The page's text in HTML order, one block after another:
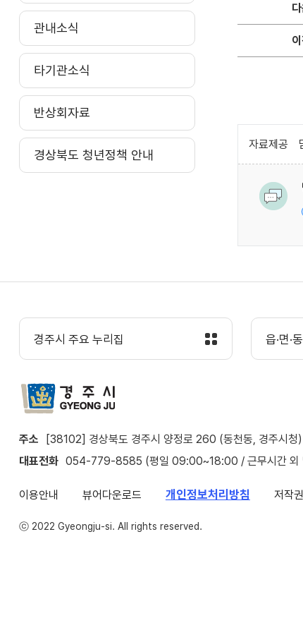
관내소식
타기관소식
반상회자료
경상북도 청년정책 안내
자료제공
경주시 주요 누리집 읍·면·
주소
[38102] 경상북도 경주시 양정로 260 (동천동, 경주시청)
대표전화 054-779-8585 (평일 09:00~18:00 / 근무시간 외
이용안내 뷰어다운로드 개인정보처리방침 저작
ⓒ 2022 Gyeongju-si. All rights reserved.